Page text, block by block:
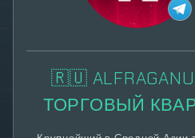
🇷🇺
ТОРГОВЫЙ